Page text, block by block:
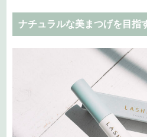
ナチュラルな美まつげを目指